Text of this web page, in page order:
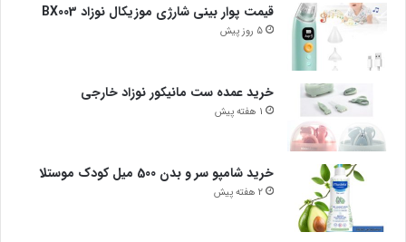
قیمت پوار بینی شارژی موزیکال نوزاد BX003
5 روز پیش
خرید عمده ست مانیکور نوزاد خارجی
1 هفته پیش
خرید شامپو سر و بدن 500 میل کودک موستلا
2 هفته پیش